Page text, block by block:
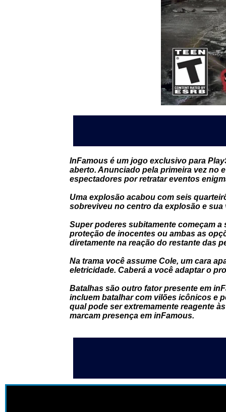
InFamous é um jogo exclusivo para
aberto. Anunciado pela primeira vez no
espectadores por retratar eventos
Uma explosão acabou com seis
sobreviveu no centro da explosão e sua
Super poderes subitamente começam
proteção de inocentes ou ambas as
diretamente na reação do restante das
Na trama você assume Cole, um cara
eletricidade. Caberá a você adaptar o
Batalhas são outro fator presente em
incluem batalhar com vilões icônicos e
qual pode ser extremamente reagente
marcam presença em inFamous.